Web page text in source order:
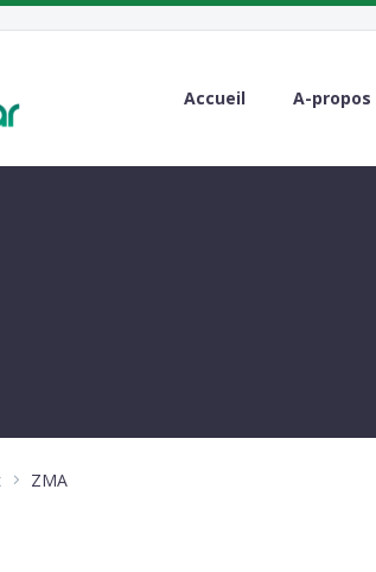
Accueil A-propos
ZMA